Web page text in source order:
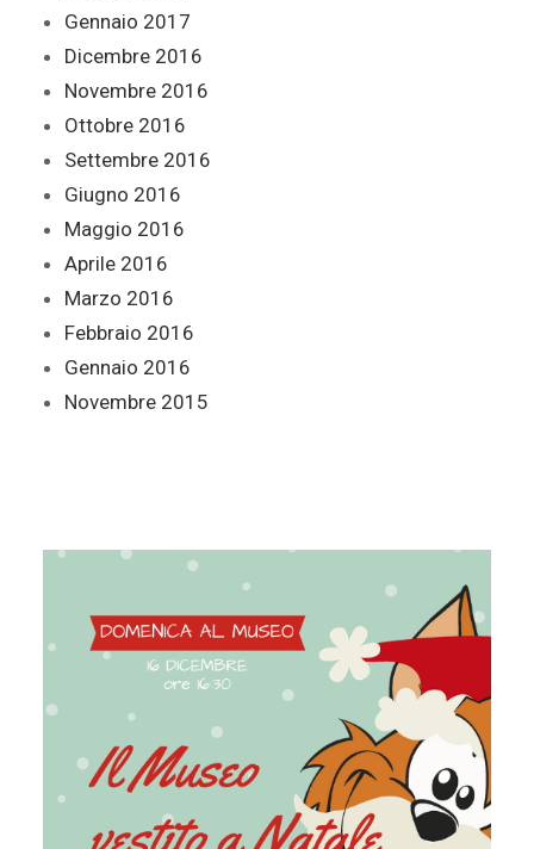
Gennaio 2017
Dicembre 2016
Novembre 2016
Ottobre 2016
Settembre 2016
Giugno 2016
Maggio 2016
Aprile 2016
Marzo 2016
Febbraio 2016
Gennaio 2016
Novembre 2015